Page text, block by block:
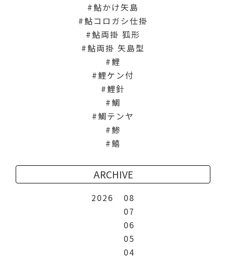
鮎かけ矢島
鮎コロガシ仕掛
鮎両掛 狐形
鮎両掛 矢島型
鯉
鯉ケン付
鯉針
鯛
鯛テンヤ
鯵
鱚
ARCHIVE
2026
08
07
06
05
04